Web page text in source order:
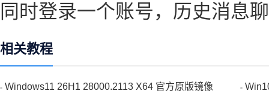
同时登录一个账号，历史消息
相关教程
Windows11 26H1 28000.2113 X64 官方原版镜像